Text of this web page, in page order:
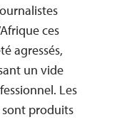
ces
agressés,
un vide
Les
sont produits